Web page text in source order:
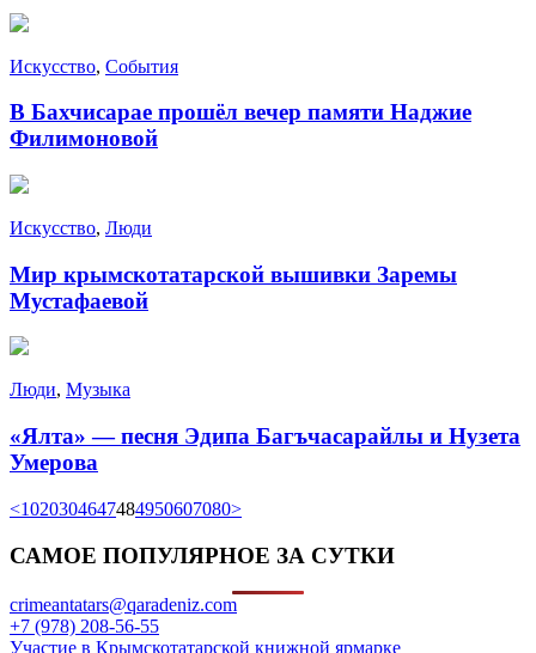
Искусство, События
В Бахчисарае прошёл вечер памяти Наджие
Филимоновой
Искусство, Люди
Мир крымскотатарской вышивки Заремы
Мустафаевой
Люди, Музыка
«Ялта» — песня Эдипа Багъчасарайлы и Нузета
Умерова
<1020304647484950607080>
САМОЕ ПОПУЛЯРНОЕ ЗА СУТКИ
crimeantatars@qaradeniz.com
+7 (978) 208-56-55
Участие в Крымскотатарской книжной ярмарке